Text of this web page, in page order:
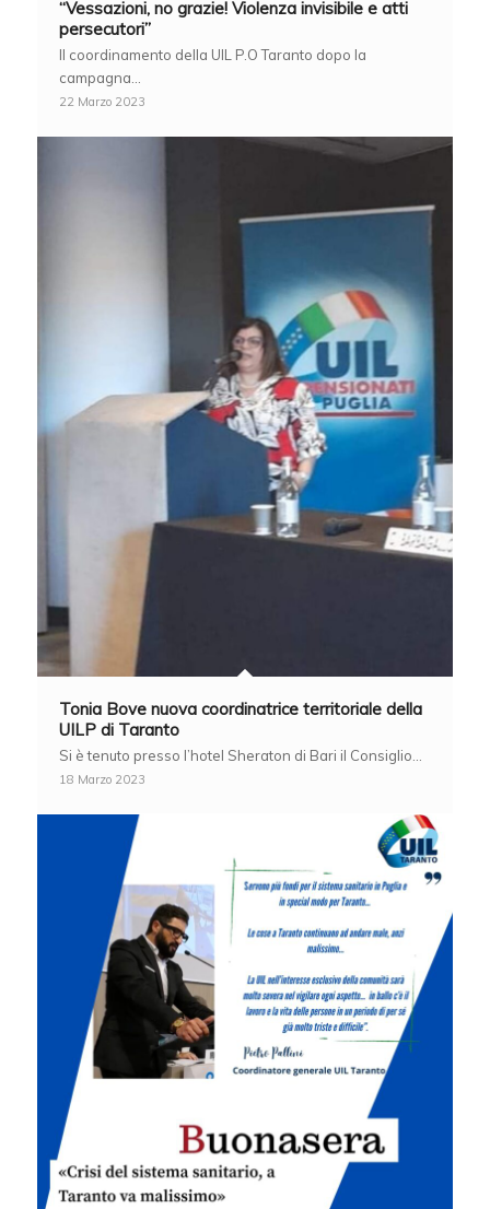
“Vessazioni, no grazie! Violenza invisibile e atti
persecutori”
Il coordinamento della UIL P.O Taranto dopo la
campagna…
22 Marzo 2023
Tonia Bove nuova coordinatrice territoriale della
UILP di Taranto
Si è tenuto presso l’hotel Sheraton di Bari il Consiglio…
18 Marzo 2023